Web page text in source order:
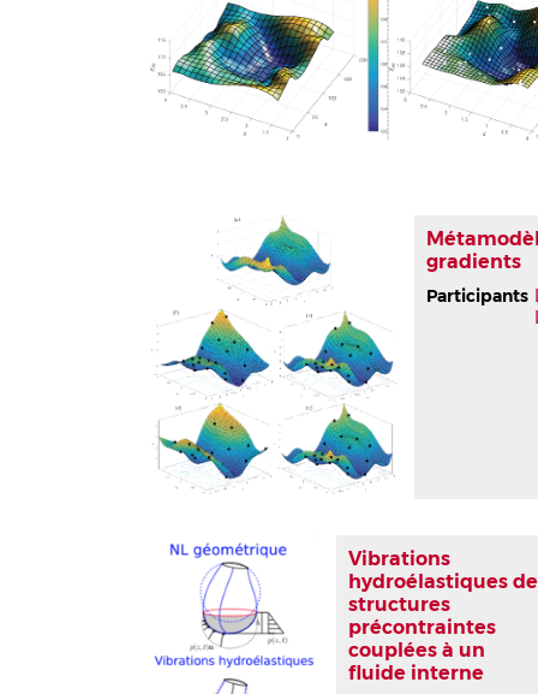
gradients
Participants
Vibrations
hydroélastiques de
structures
précontraintes
couplées à un
fluide interne